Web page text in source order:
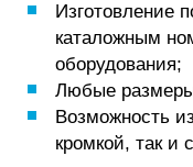
Изготовление
каталожным
оборудования;
Любые
Возможность
кромкой, так